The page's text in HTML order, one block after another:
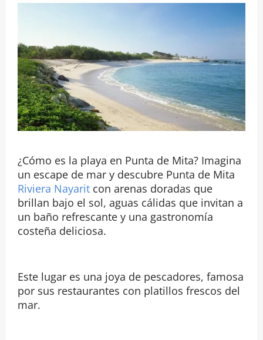
¿Cómo es la playa en Punta de Mita? Imagina
un escape de mar y descubre Punta de Mita
Riviera Nayaritcon arenas doradas que
brillan bajo el sol, aguas cálidas que invitan a
un baño refrescante y una gastronomía
costeña deliciosa.
Este lugar es una joya de pescadores, famosa
por sus restaurantes con platillos frescos del
mar.